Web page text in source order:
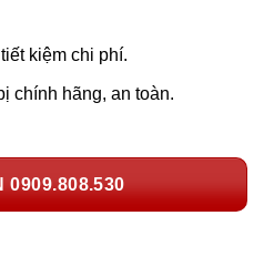
kiệm chi phí.
chính hãng, an toàn.
0909.808.530